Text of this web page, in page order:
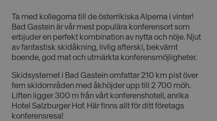
Ta med kollegorna till de österrikiska Alperna i vinter!
Bad Gastein är vår mest populära konferensort som
erbjuder en perfekt kombination av nytta och nöje. Njut
av fantastisk skidåkning, livlig afterski, bekvämt
boende, god mat och utmärkta konferensmöjligheter.
Skidsystemet i Bad Gastein omfattar 210 km pist över
fem skidområden med åkhöjder upp till 2 700 möh.
Liften ligger 300 m från vårt konferenshotell, anrika
Hotel Salzburger Hof. Här finns allt för ditt företags
konferensresa!